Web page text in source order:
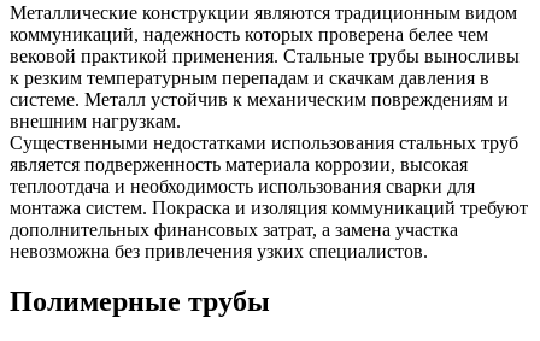
Металлические конструкции являются традиционным видом
коммуникаций, надежность которых проверена белее чем
вековой практикой применения. Стальные трубы выносливы
к резким температурным перепадам и скачкам давления в
системе. Металл устойчив к механическим повреждениям и
внешним нагрузкам.
Существенными недостатками использования стальных труб
является подверженность материала коррозии, высокая
теплоотдача и необходимость использования сварки для
монтажа систем. Покраска и изоляция коммуникаций требуют
дополнительных финансовых затрат, а замена участка
невозможна без привлечения узких специалистов.
Полимерные трубы